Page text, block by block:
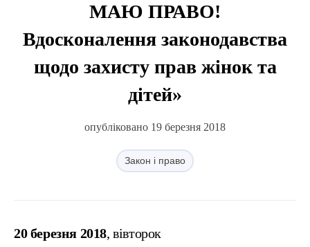
МАЮ ПРАВО!
Вдосконалення законодавства
щодо захисту прав жінок та
дітей»
опубліковано 19 березня 2018
Закон і право
20 березня 2018, вівторок